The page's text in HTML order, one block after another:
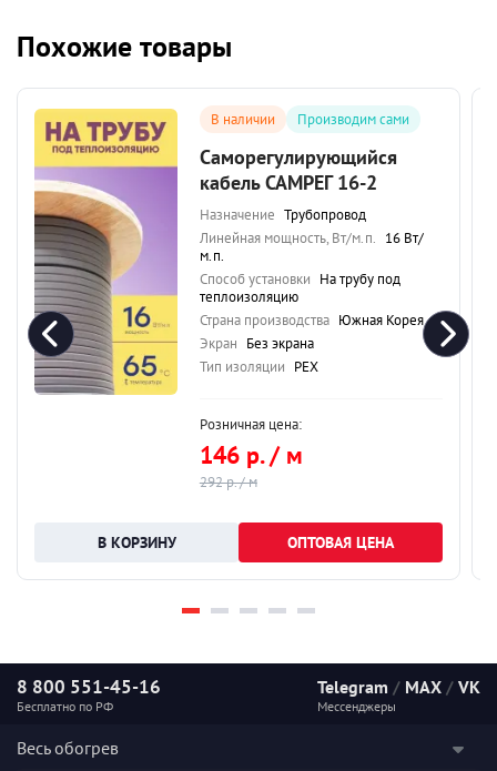
Похожие товары
В наличии Производим сами
Саморегулирующийся
кабель САМРЕГ 16-2
Назначение Трубопровод
Линейная мощность, Вт/м.п. 16 Вт/
м.п.
Способ установки На трубу под
теплоизоляцию
Страна производства Южная Корея
Экран Без экрана
Тип изоляции PEX
Розничная цена:
146 р. / м
292 р. / м
ОПТОВАЯ ЦЕНА
8 800 551-45-16
Бесплатно по РФ
Telegram / MAX / VK
Мессенджеры
Весь обогрев